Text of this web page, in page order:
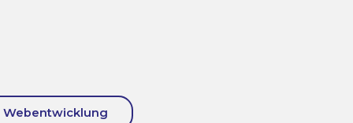
Webentwicklung